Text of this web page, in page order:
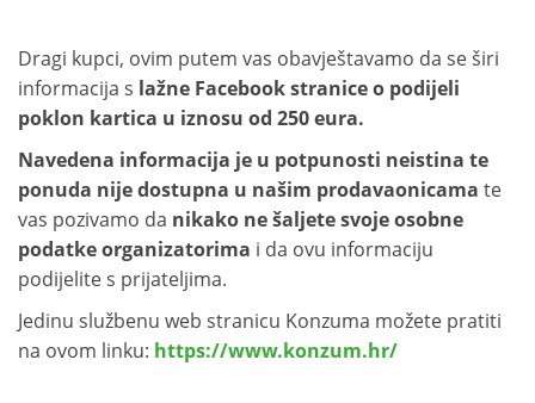
Dragi kupci, ovim putem vas obavještavamo da se širi
informacija s lažne Facebook stranice o podijeli
poklon kartica u iznosu od 250 eura.
Navedena informacija je u potpunosti neistina te
ponuda nije dostupna u našim prodavaonicama te
vas pozivamo da nikako ne šaljete svoje osobne
podatke organizatorima i da ovu informaciju
podijelite s prijateljima.
Jedinu službenu web stranicu Konzuma možete pratiti
na ovom linku: https://www.konzum.hr/